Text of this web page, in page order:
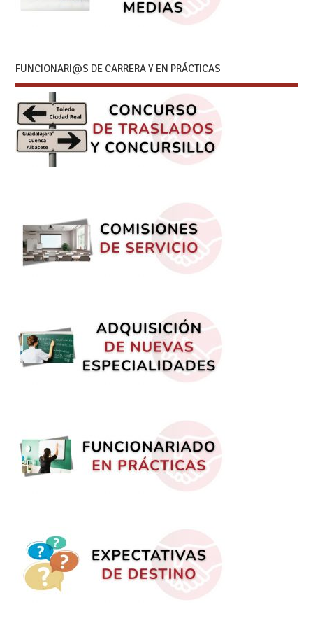
FUNCIONARI@S DE CARRERA Y EN PRÁCTICAS